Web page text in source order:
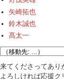
矢崎拓也
鈴木誠也
髙太一
来てくださってあり
よろしければ応援ク